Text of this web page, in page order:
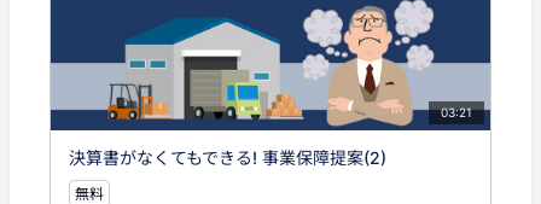
03:21
決算書がなくてもできる! 事業保障提案(2)
無料